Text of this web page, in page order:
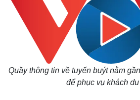
Thế giới
Cuộc sống đó đây
Hồ sơ
Quầy thông tin về tuyến buýt nằm
để phục vụ khách